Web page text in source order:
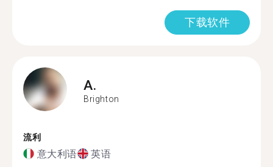
下载软件
A.
Brighton
流利
意大利语 英语